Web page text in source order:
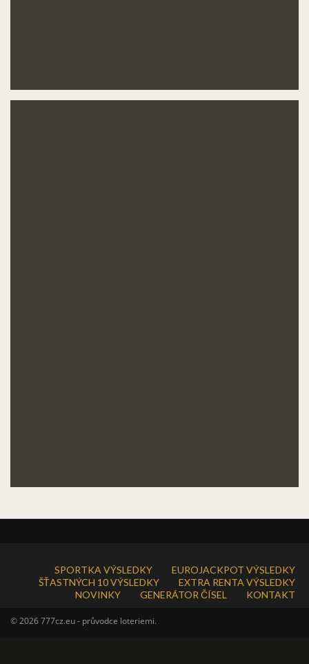
SPORTKA VÝSLEDKY
EUROJACKPOT VÝSLEDKY
ŠŤASTNÝCH 10 VÝSLEDKY
EXTRA RENTA VÝSLEDKY
NOVINKY
GENERÁTOR ČÍSEL KONTAKT
© 2026 777cz.eu - průvodce loteriemi.